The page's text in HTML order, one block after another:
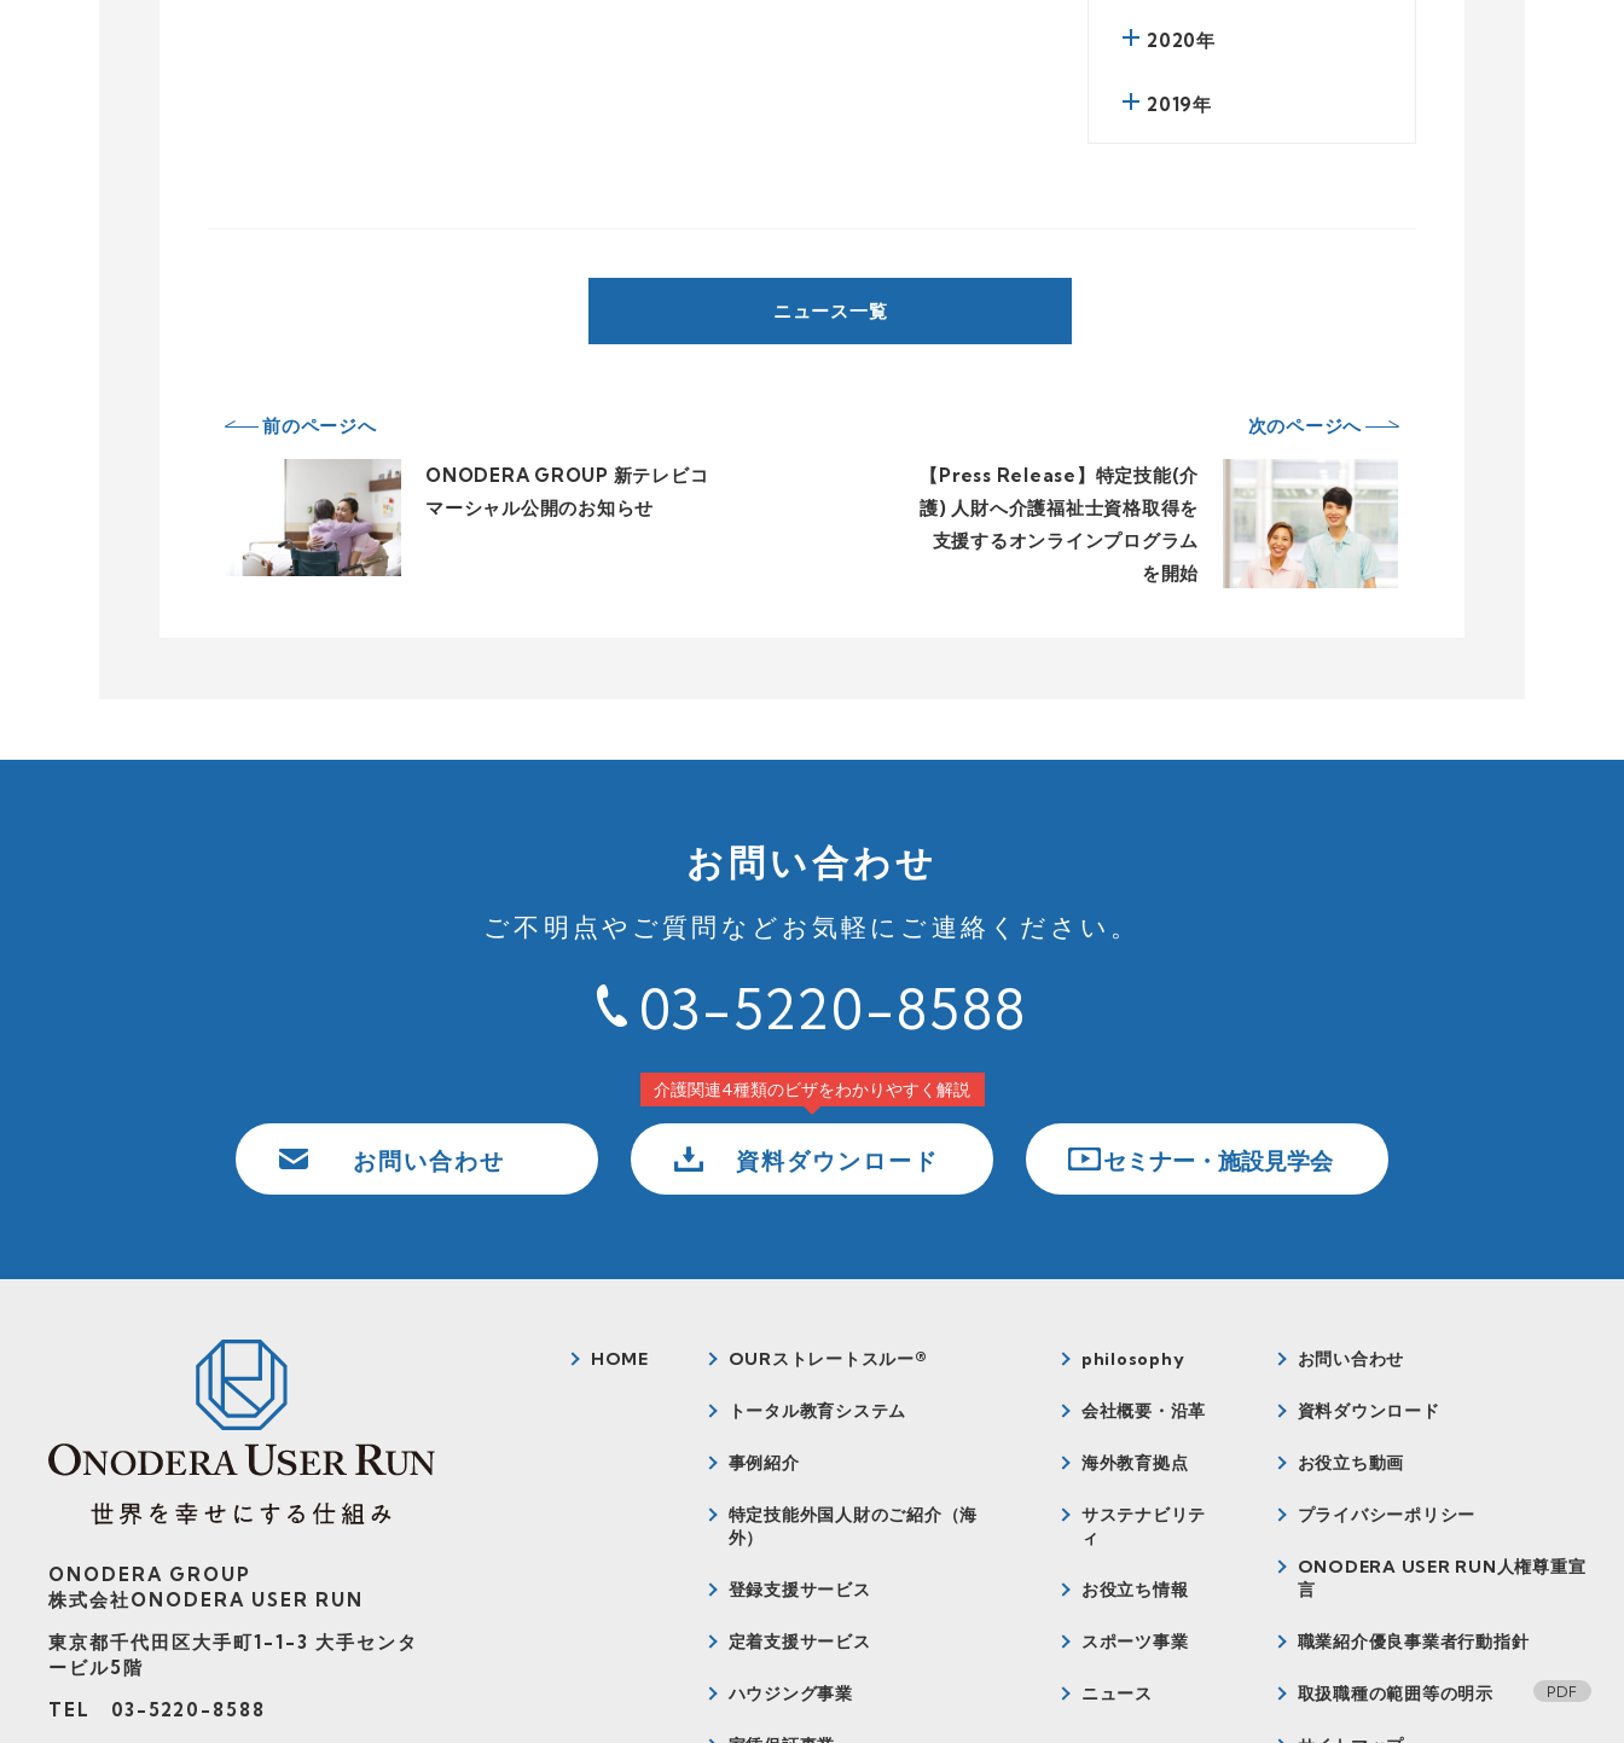
2020年
2019年
ニュース一覧
前のページへ
ONODERA GROUP 新テレビコ
マーシャル公開のお知らせ
次のページへ
【Press Release】特定技能(介
護) 人財へ介護福祉士資格取得を
支援するオンラインプログラム
を開始
お問い合わせ
ご不明点やご質問など お気軽にご連絡ください。
03-5220-8588
お問い合わせ
介護関連4種類のビザをわかりやすく解説
資料ダウンロード セミナー・施設見学会
ONODERA GROUP
株式会社ONODERA USER RUN
東京都千代田区大手町1-1-3 大手センタ
ービル5階
TEL 03-5220-8588
HOME OURストレートスルー®
トータル教育システム
事例紹介
特定技能外国人財のご紹介（海
外）
登録支援サービス
定着支援サービス
ハウジング事業
philosophy
会社概要・沿革
海外教育拠点
サステナビリテ
ィ
お役立ち情報
スポーツ事業
ニュース
お問い合わせ
資料ダウンロード
お役立ち動画
プライバシーポリシー
ONODERA USER RUN人権尊重宣
言
職業紹介優良事業者行動指針
取扱職種の範囲等の明示